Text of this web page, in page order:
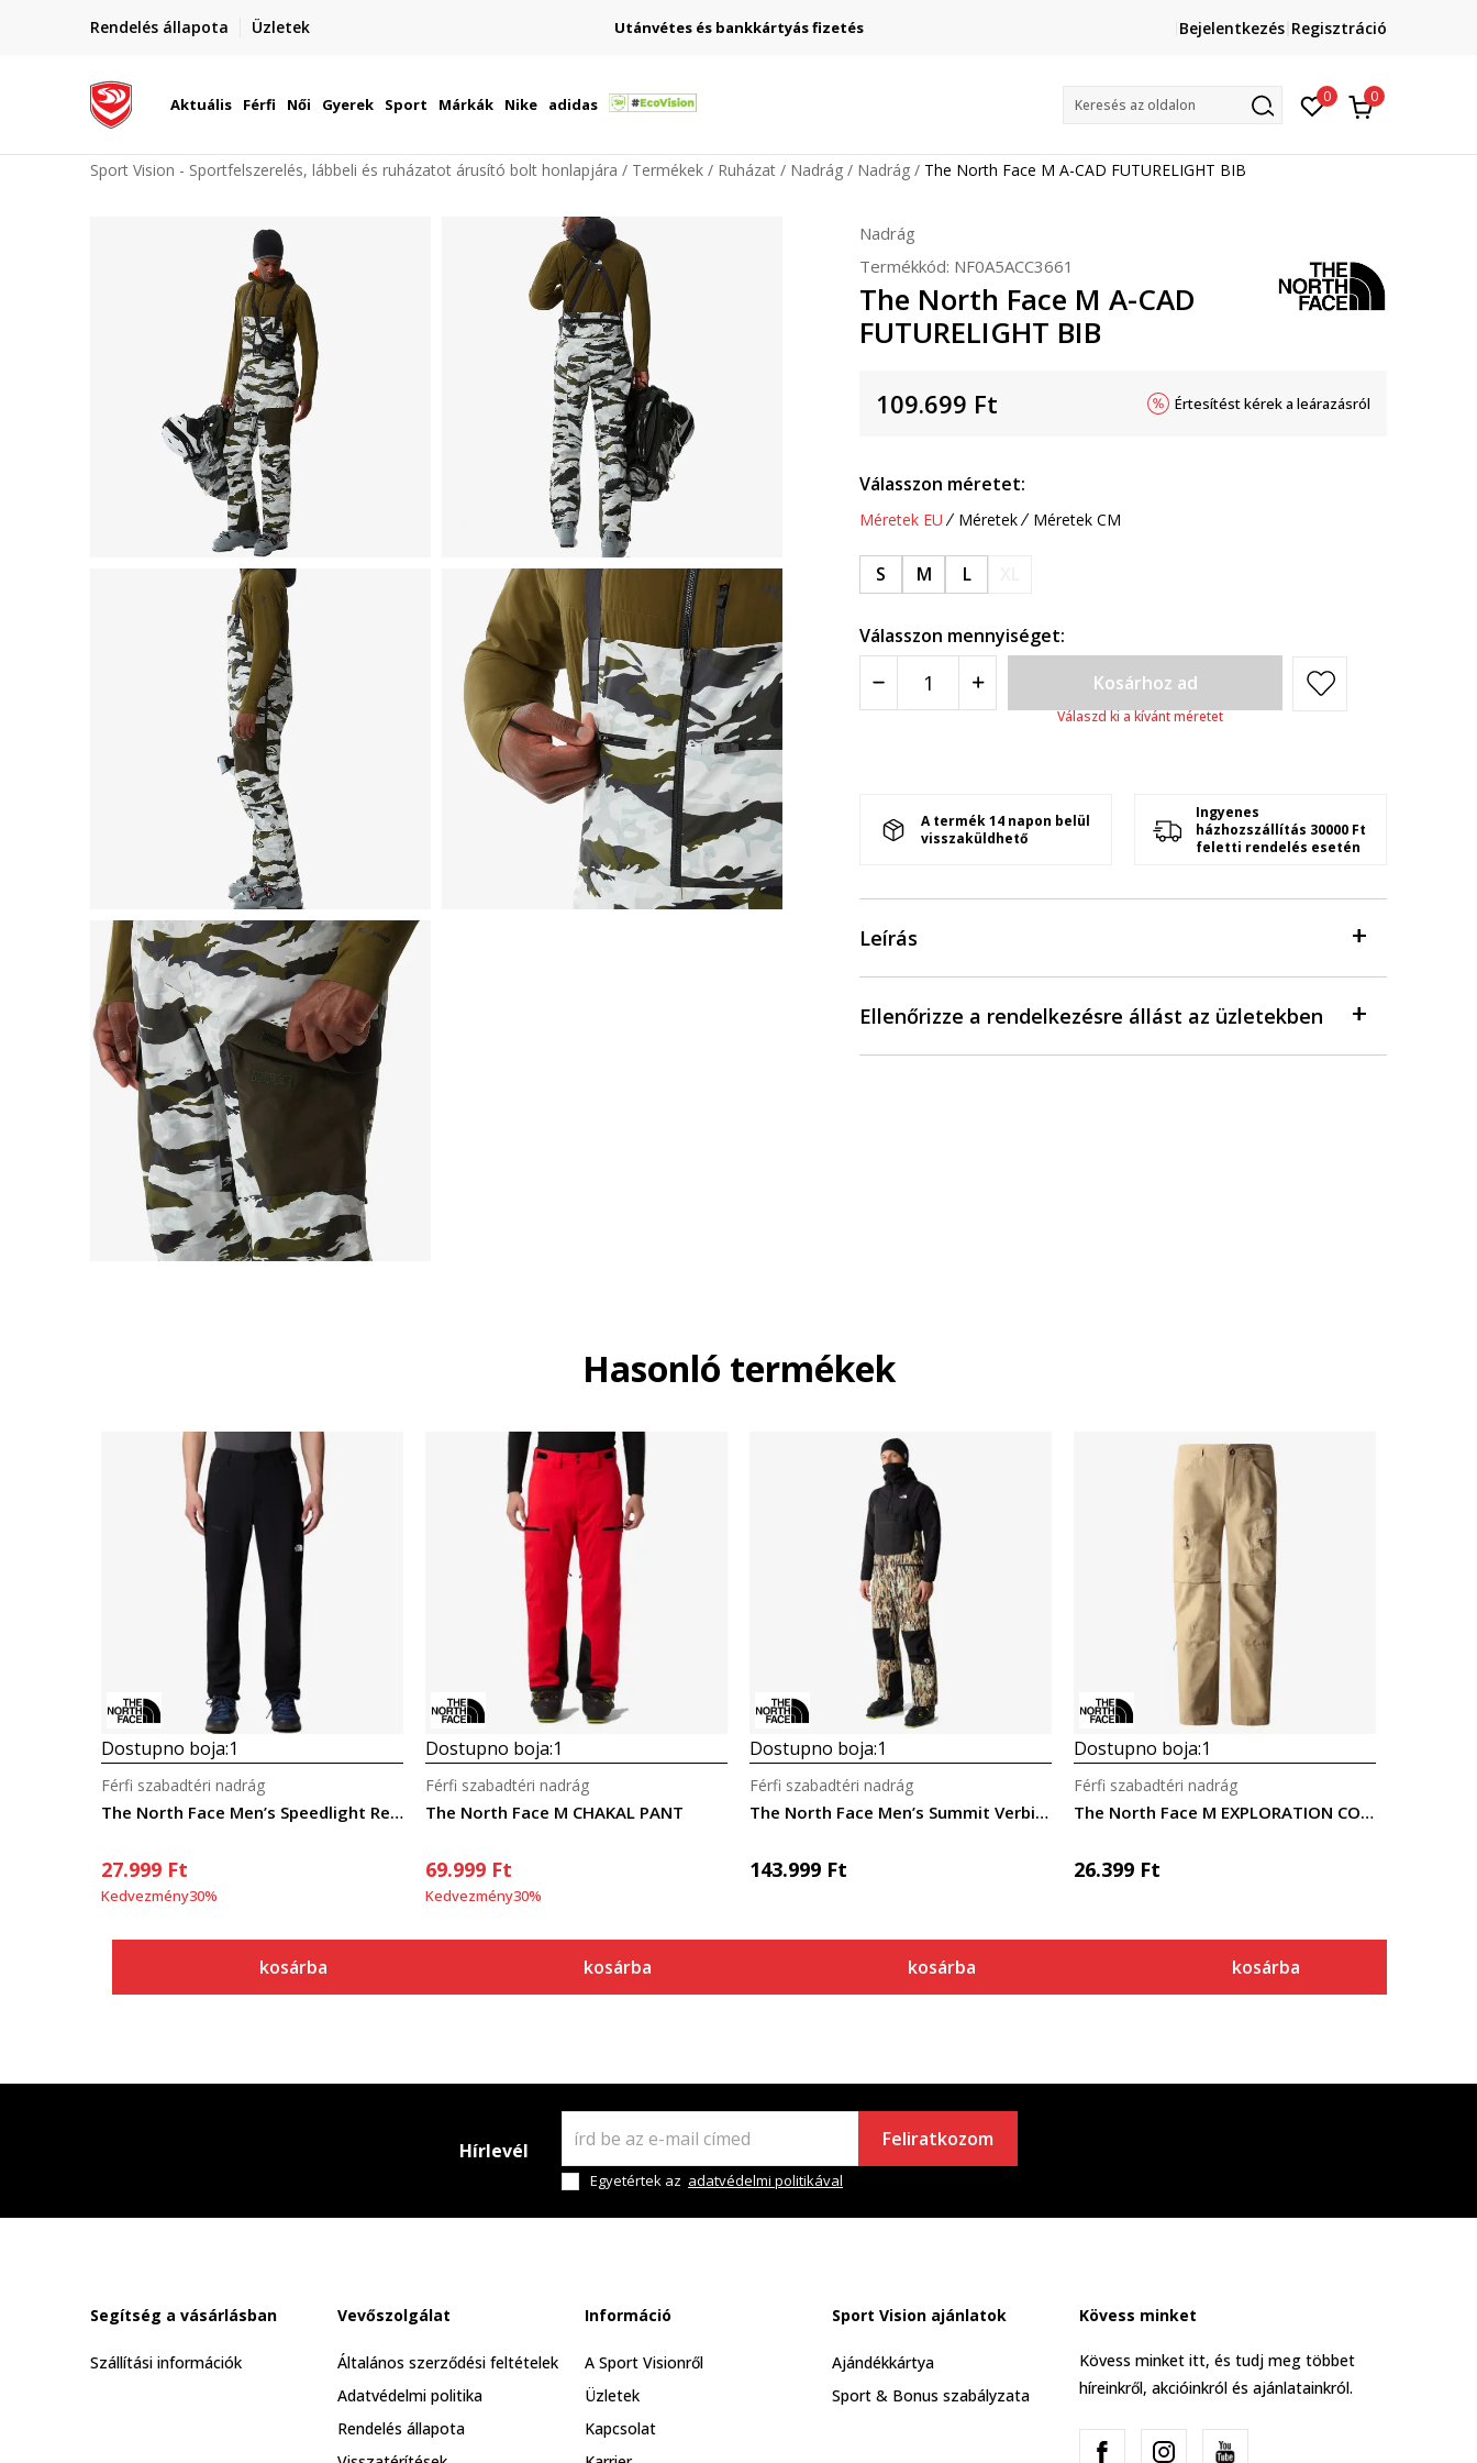
Rendelés állapota Üzletek
Szállítás Magyarország területén Utánvétes és bankkártyás fizetés
Lépj velünk kapcsolatba
online@sport-vision.huBejelentkezés Regisztráció
Aktuális Férfi Női Gyerek Sport Márkák Nike adidas Keresés az oldalon 0 0
Sport Vision - Sportfelszerelés, lábbeli és ruházatot árusító bolt honlapjára Termékek Ruházat Nadrág Nadrág The North Face M A-CAD FUTURELIGHT BIB
Nadrág
Termékkód: NF0A5ACC3661
The North Face M A-CAD
FUTURELIGHT BIB
109.699 Ft Értesítést kérek a leárazásról
Válasszon méretet:
Méretek EU Méretek Méretek CM
S M L
Válasszon mennyiséget:
Kosárhoz ad
Válaszd ki a kívánt méretet
A termék 14 napon belül
visszaküldhető
Ingyenes
házhozszállítás 30000 Ft
feletti rendelés esetén
Leírás
Ellenőrizze a rendelkezésre állást az üzletekben
Hasonló termékek
Dostupno boja:1
The North Face Men’s Speedlight Regular Pant
Férfi szabadtéri nadrág
27.999 Ft
Kedvezmény30%
kosárba
Dostupno boja:1
The North Face M CHAKAL PANT
Férfi szabadtéri nadrág
69.999 Ft
Kedvezmény30%
kosárba
Dostupno boja:1
The North Face Men’s Summit Verbier GTX® Bib
Férfi szabadtéri nadrág
143.999 Ft
kosárba
Dostupno boja:1
The North Face M EXPLORATION CONV REG TAPERED PANT - EU
Férfi szabadtéri nadrág
26.399 Ft
kosárba
Hírlevél Feliratkozom
Egyetértek az adatvédelmi politikával
Segítség a vásárlásban
Szállítási információk
Vevőszolgálat
Általános szerződési feltételek
Adatvédelmi politika
Rendelés állapota
Információ
A Sport Visionről
Üzletek
Kapcsolat
Sport Vision ajánlatok
Ajándékkártya
Sport & Bonus szabályzata
Kövess minket
Kövess minket itt, és tudj meg többet
híreinkről, akcióinkról és ajánlatainkról.